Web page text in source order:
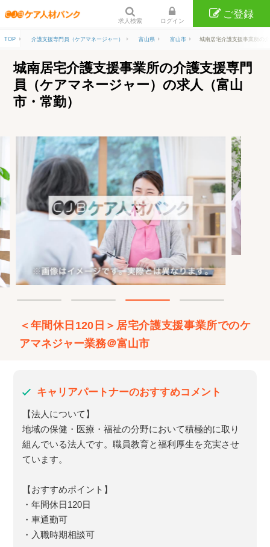
求人検索 ログイン
ご登録
TOP 介護支援専門員（ケアマネージャー） 富山県 富山市 城南居宅介護支援事業所の
城南居宅介護支援事業所の介護支援専門
員（ケアマネージャー）の求人（富山
市・常勤）
＜年間休日120日＞居宅介護支援事業所でのケ
アマネジャー業務＠富山市
キャリアパートナーのおすすめコメント
【法人について】
地域の保健・医療・福祉の分野において積極的に取り
組んでいる法人です。職員教育と福利厚生を充実させ
ています。
【おすすめポイント】
・年間休日120日
・車通勤可
・入職時期相談可